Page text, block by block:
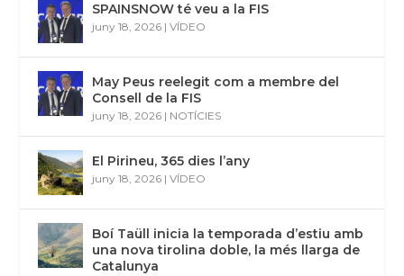
SPAINSNOW té veu a la FIS
juny 18, 2026 |VÍDEO
May Peus reelegit com a membre del
Consell de la FIS
juny 18, 2026 | NOTÍCIES
El Pirineu, 365 dies l’any
juny 18, 2026 |VÍDEO
Boí Taüll inicia la temporada d’estiu amb
una nova tirolina doble, la més llarga de
Catalunya